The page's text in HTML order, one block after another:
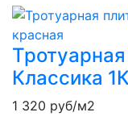
Классика
1 320 руб/м2